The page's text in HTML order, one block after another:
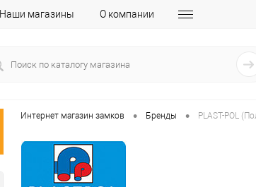
Наши магазины О компании
Интернет магазин замков • Бренды • PLAST-POL